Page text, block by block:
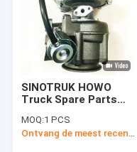
SINOTRUK HOWO
Truck Spare Parts
Motoronderdelen
Turbocompressor
MOQ:1 PCS
Ontvang de meest recente Prijs